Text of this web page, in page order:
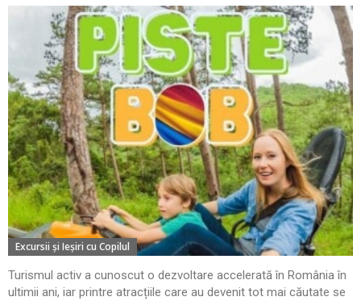
Excursii şi Ieşiri cu Copilul
Turismul activ a cunoscut o dezvoltare accelerată în România în
ultimii ani, iar printre atracțiile care au devenit tot mai căutate se